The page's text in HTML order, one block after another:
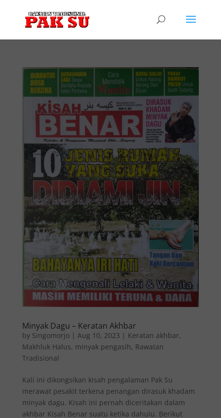
Minyak Dagu – Keratan Akhbar
by Singomorjo| Aug 10, 2023 | Keratan akhbar,
Makhluk Halus, minyak pengasih, Rawatan
Tradisional
Kali ini dikongsikan kisah pengalaman Pak Su
merawat pesakit terkena penangan dirasuk khadam
minyak dagu. Kisah ini pernah diceritakan dalam
akhbar Kisah Benar suatu ketika dahulu. Berikut